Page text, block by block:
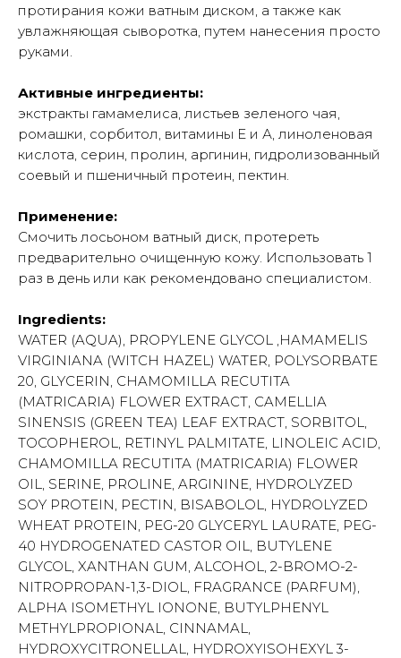
протирания кожи ватным диском, а также как
увлажняющая сыворотка, путем нанесения просто
руками.
Активные ингредиенты:
экстракты гамамелиса, листьев зеленого чая,
ромашки, сорбитол, витамины Е и А, линоленовая
кислота, серин, пролин, аргинин, гидролизованный
соевый и пшеничный протеин, пектин.
Применение:
Смочить лосьоном ватный диск, протереть
предварительно очищенную кожу. Использовать 1
раз в день или как рекомендовано специалистом.
Ingredients:
WATER (AQUA), PROPYLENE GLYCOL ,HAMAMELIS
VIRGINIANA (WITCH HAZEL) WATER, POLYSORBATE
20, GLYCERIN, CHAMOMILLA RECUTITA
(MATRICARIA) FLOWER EXTRACT, CAMELLIA
SINENSIS (GREEN TEA) LEAF EXTRACT, SORBITOL,
TOCOPHEROL, RETINYL PALMITATE, LINOLEIC ACID,
CHAMOMILLA RECUTITA (MATRICARIA) FLOWER
OIL, SERINE, PROLINE, ARGININE, HYDROLYZED
SOY PROTEIN, PECTIN, BISABOLOL, HYDROLYZED
WHEAT PROTEIN, PEG-20 GLYCERYL LAURATE, PEG-
40 HYDROGENATED CASTOR OIL, BUTYLENE
GLYCOL, XANTHAN GUM, ALCOHOL, 2-BROMO-2-
NITROPROPAN-1,3-DIOL, FRAGRANCE (PARFUM),
ALPHA ISOMETHYL IONONE, BUTYLPHENYL
METHYLPROPIONAL, CINNAMAL,
HYDROXYCITRONELLAL, HYDROXYISOHEXYL 3-